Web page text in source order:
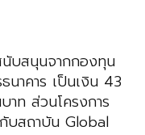
บสนุนจากกองทุน
นาคาร เป็นเงิน 43
าท ส่วนโครงการ
บสถาบัน Global